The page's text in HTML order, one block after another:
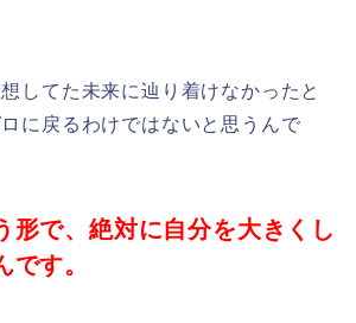
してた未来に辿り着けなかったと
に戻るわけではないと思うんで
形で、絶対に自分を大きくし
です。